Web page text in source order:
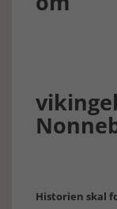
Historien skal